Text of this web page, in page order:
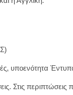
υποενότητα
Στις